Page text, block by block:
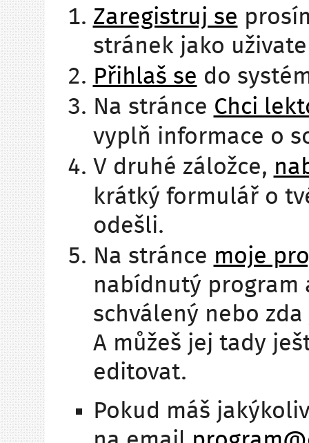
Zaregistruj se
stránek jako
Přihlaš se do
Na stránce Chci
vyplň informace o
V druhé záložce,
krátký formulář o
odešli.
Na stránce moje
nabídnutý program
schválený nebo
A můžeš jej tady
editovat.
Pokud máš